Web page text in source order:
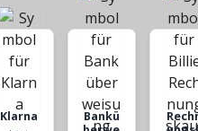
Klarna
Bankü